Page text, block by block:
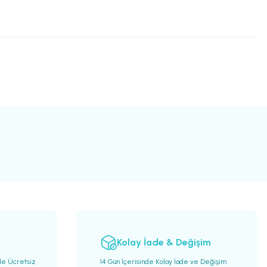
Ücretsiz
Kolay İade & Değişim
14 Gün İçerisinde Kolay İade ve Değişim